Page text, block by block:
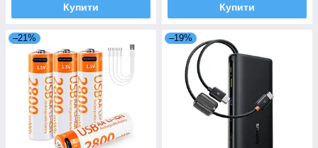
Купити Купити
–21% –19%